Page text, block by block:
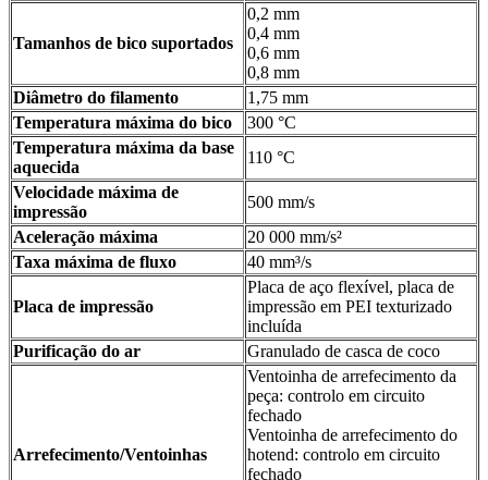
Tamanhos de bico suportados
0,2 mm
0,4 mm
0,6 mm
0,8 mm
Diâmetro do filamento
1,75 mm
Temperatura máxima do bico
300 °C
Temperatura máxima da base
aquecida
110 °C
Velocidade máxima de
impressão
500 mm/s
Aceleração máxima
20 000 mm/s²
Taxa máxima de fluxo
40 mm³/s
Placa de impressão
Placa de aço flexível, placa de
impressão em PEI texturizado
incluída
Purificação do ar
Granulado de casca de coco
Arrefecimento/Ventoinhas
Ventoinha de arrefecimento da
peça: controlo em circuito
fechado
Ventoinha de arrefecimento do
hotend: controlo em circuito
fechado